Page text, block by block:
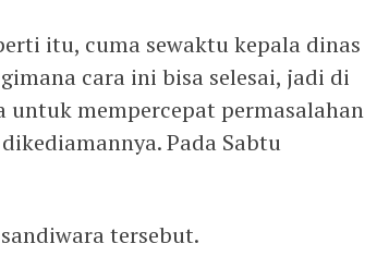
itu, cuma sewaktu kepala dinas
cara ini bisa selesai, jadi di
mempercepat permasalahan
Pada Sabtu
tersebut.